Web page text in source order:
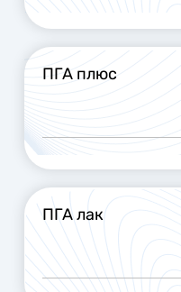
ПГА плюс
ПГА лак